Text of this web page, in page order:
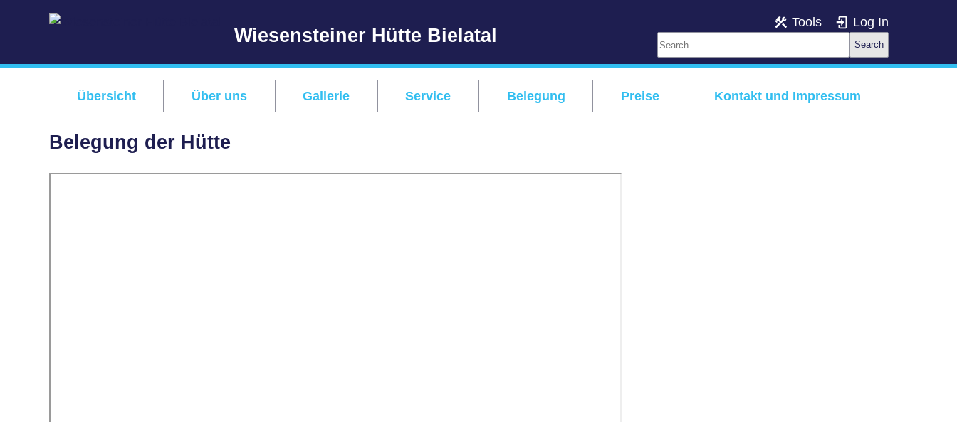
Wiesensteiner Hütte Bielatal
Tools Log In
Search
Übersicht Über uns Gallerie Service Belegung Preise Kontakt und Impressum
Belegung der Hütte